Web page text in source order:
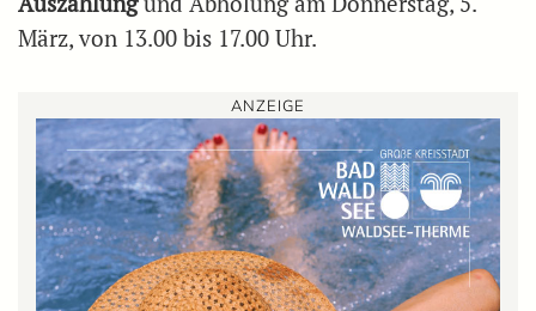
März, von 13.00 bis 17.00 Uhr.
ANZEIGE